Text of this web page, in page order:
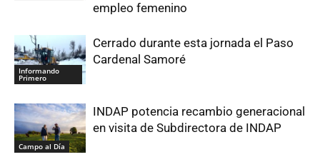
empleo femenino
Informando
Primero
Cerrado durante esta jornada el Paso
Cardenal Samoré
Campo al Día
INDAP potencia recambio generacional
en visita de Subdirectora de INDAP